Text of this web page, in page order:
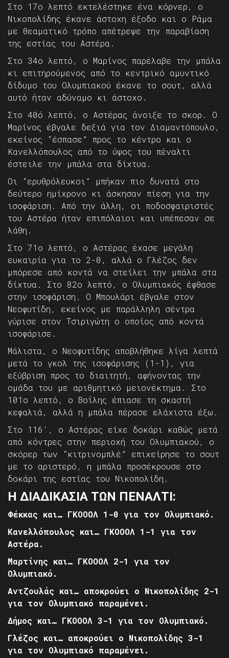
Στο 17ο λεπτό εκτελέστηκε ένα κόρνερ, ο
Νικοπολίδης έκανε άστοχη έξοδο και ο Ράμα
με θεαματικό τρόπο απέτρεψε την παραβίαση
της εστίας του Αστέρα.
Στο 34ο λεπτό, ο Μαρίνος παρέλαβε την μπάλα
κι επιτηρούμενος από το κεντρικό αμυντικό
δίδυμο του Ολυμπιακού έκανε το σουτ, αλλά
αυτό ήταν αδύναμο κι άστοχο.
Στο 40ό λεπτό, ο Αστέρας άνοιξε το σκορ. Ο
Μαρίνος έβγαλε δεξιά για τον Διαμαντόπουλο,
εκείνος “έσπασε” προς το κέντρο και ο
Κανελλόπουλος από το ύψος του πέναλτι
έστειλε την μπάλα στα δίχτυα.
Οι “ερυθρόλευκοι” μπήκαν πιο δυνατά στο
δεύτερο ημίχρονο κι άσκησαν πίεση για την
ισοφάριση. Από την άλλη, οι ποδοσφαιριστές
του Αστέρα ήταν επιπόλαιοι και υπέπεσαν σε
λάθη.
Στο 71ο λεπτό, ο Αστέρας έχασε μεγάλη
ευκαιρία για το 2-0, αλλά ο Γλέζος δεν
μπόρεσε από κοντά να στείλει την μπάλα στα
δίχτυα. Στο 82ο λεπτό, ο Ολυμπιακός έφθασε
στην ισοφάριση. Ο Μπουλάρι έβγαλε στον
Νεοφυτίδη, εκείνος με παράλληλη σέντρα
γύρισε στον Τσιριγώτη ο οποίος από κοντά
ισοφάρισε.
Μάλιστα, ο Νεοφυτίδης αποβλήθηκε λίγα λεπτά
μετά το γκολ της ισοφάρισης (1-1), για
εξύβριση προς το διαιτητή, αφήνοντας την
ομάδα του με αριθμητικό μειονέκτημα. Στο
101ο λεπτό, ο Βοΐλης έπιασε τη σκαστή
κεφαλιά, αλλά η μπάλα πέρασε ελάχιστα έξω.
Στο 116′, ο Αστέρας είχε δοκάρι καθώς μετά
από κόντρες στην περιοχή του Ολυμπιακού, ο
σκόρερ των “κιτρινομπλέ” επιχείρησε το σουτ
με το αριστερό, η μπάλα προσέκρουσε στο
δοκάρι της εστίας του Νικοπολίδη.
Η ΔΙΑΔΙΚΑΣΙΑ ΤΩΝ ΠΕΝΑΛΤΙ:
Φέκκας και… ΓΚΟΟΟΛ 1-0 για τον Ολυμπιακό.
Κανελλόπουλος και… ΓΚΟΟΟΛ 1-1 για τον
Αστέρα.
Μαρτίνης και… ΓΚΟΟΟΛ 2-1 για τον
Ολυμπιακό.
Αντζουλάς και… αποκρούει ο Νικοπολίδης 2-1
για τον Ολυμπιακό παραμένει.
Δήμος και… ΓΚΟΟΟΛ 3-1 για τον Ολυμπιακό.
Γλέζος και… αποκρούει ο Νικοπολίδης 3-1
για τον Ολυμπιακό παραμένει.